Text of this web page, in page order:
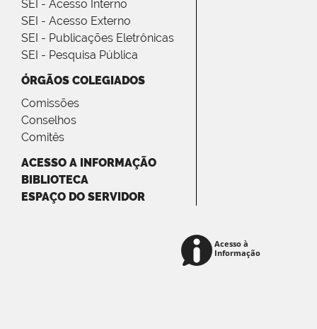
SEI - Acesso Interno
SEI - Acesso Externo
SEI - Publicações Eletrônicas
SEI - Pesquisa Pública
ÓRGÃOS COLEGIADOS
Comissões
Conselhos
Comitês
ACESSO A INFORMAÇÃO
BIBLIOTECA
ESPAÇO DO SERVIDOR